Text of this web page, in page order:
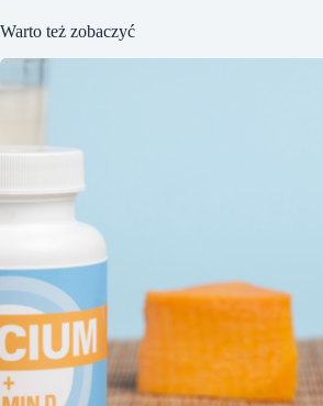
Warto też zobaczyć